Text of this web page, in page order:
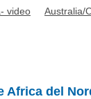
video Australia/
Africa del